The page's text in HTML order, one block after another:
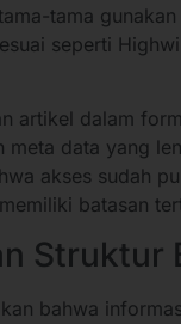
tama
seperti
artikel dalam
meta data yang
akses sudah
batasan
Struktur
bahwa